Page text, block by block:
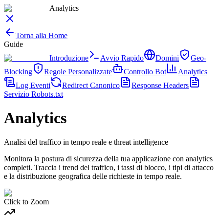
Analytics
Torna alla Home
Guide
Introduzione
Avvio Rapido Domini
Geo-
Blocking
Regole Personalizzate Controllo Bot
Analytics
Log Eventi
Redirect Canonico
Response Headers
Servizio Robots.txt
Analytics
Analisi del traffico in tempo reale e threat intelligence
Monitora la postura di sicurezza della tua applicazione con analytics
completi. Traccia i trend del traffico, i tassi di blocco, i tipi di attacco
e la distribuzione geografica delle richieste in tempo reale.
Click to Zoom